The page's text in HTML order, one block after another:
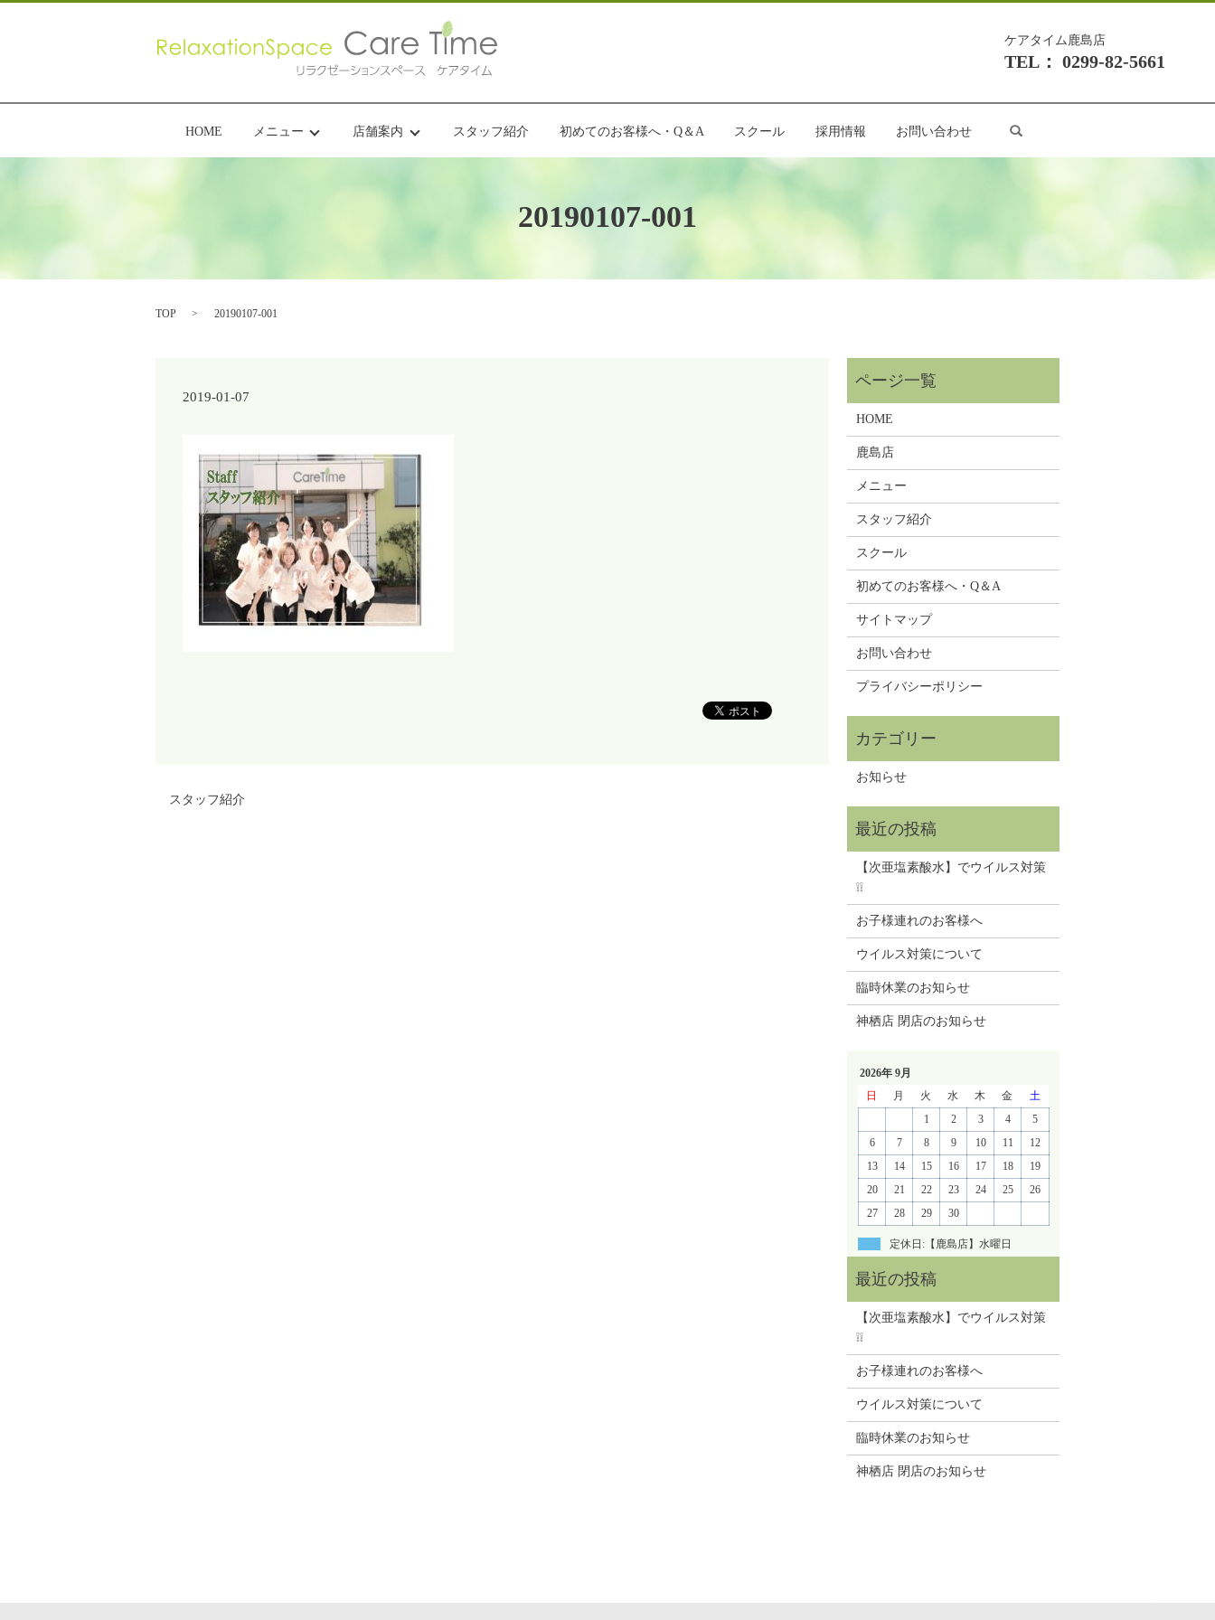
ケアタイム鹿島店
TEL： 0299-82-5661
HOME メニュー 店舗案内 スタッフ紹介 初めてのお客様へ・Q＆A スクール 採用情報 お問い合わせ
20190107-001
TOP 20190107-001
2019-01-07
スタッフ紹介
HOME
鹿島店
メニュー
スタッフ紹介
スクール
初めてのお客様へ・Q＆A
サイトマップ
お問い合わせ
プライバシーポリシー
お知らせ
【次亜塩素酸水】でウイルス対策
❕❕
お子様連れのお客様へ
ウイルス対策について
臨時休業のお知らせ
神栖店 閉店のお知らせ
2026年 9月
日
月 火 水 木 金
土
1
2 3 4
5
6
7 8 9 10 11
12
13
14 15 16 17 18
19
20
21 22 23 24 25
26
27
28 29 30
定休日:【鹿島店】水曜日
【次亜塩素酸水】でウイルス対策
❕❕
お子様連れのお客様へ
ウイルス対策について
臨時休業のお知らせ
神栖店 閉店のお知らせ